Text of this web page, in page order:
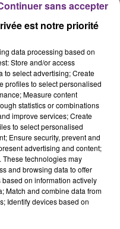
et refuse
de
2024 a été
pourraient être
satisfaisante
est notre priorité
data processing based on
Store and/or access
to select advertising; Create
profiles to select personalised
Measure content
statistics or combinations
improve services; Create
to select personalised
Ensure security, prevent and
advertising and content;
technologies may
and browsing data to offer
on information actively
Match and combine data from
Identify devices based on
sans accepter